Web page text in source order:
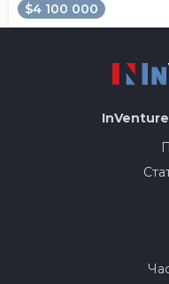
$4 100 000
InVenture